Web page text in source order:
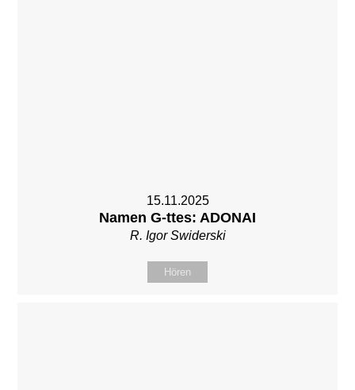
15.11.2025
Namen G-ttes: ADONAI
R. Igor Swiderski
Hören